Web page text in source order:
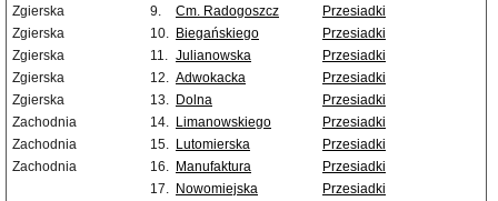
Zgierska
9. Cm. Radogoszcz
Przesiadki
Zgierska
10. Biegańskiego
Przesiadki
Zgierska
11. Julianowska
Przesiadki
Zgierska
12. Adwokacka
Przesiadki
Zgierska
13. Dolna
Przesiadki
Zachodnia
14. Limanowskiego
Przesiadki
Zachodnia
15. Lutomierska
Przesiadki
Zachodnia
16. Manufaktura
Przesiadki
17. Nowomiejska
Przesiadki